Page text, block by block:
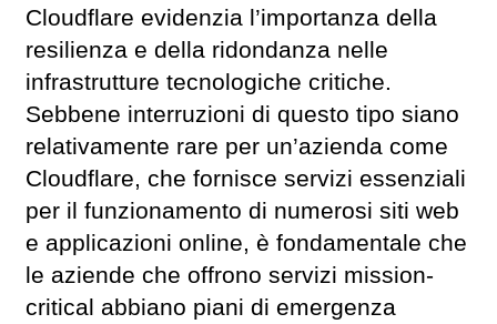
Cloudflare evidenzia l’importanza della
resilienza e della ridondanza nelle
infrastrutture tecnologiche critiche.
Sebbene interruzioni di questo tipo siano
relativamente rare per un’azienda come
Cloudflare, che fornisce servizi essenziali
per il funzionamento di numerosi siti web
e applicazioni online, è fondamentale che
le aziende che offrono servizi mission-
critical abbiano piani di emergenza